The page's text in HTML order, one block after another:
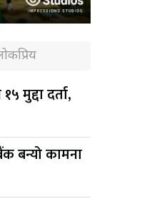
मुद्दा दर्ता,
बन्यो कामना